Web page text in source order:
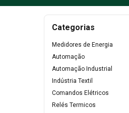
Categorias
Medidores de Energia
Automação
Automação Industrial
Indústria Textil
Comandos Elétricos
Relés Termicos